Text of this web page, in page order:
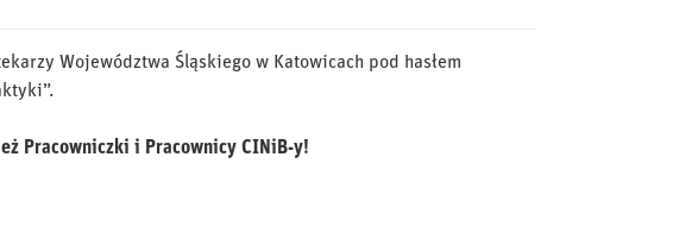
Województwa Śląskiego w Katowicach pod hasłem
Pracowniczki i Pracownicy CINiB-y!